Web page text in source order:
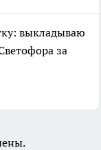
выкладываю
за